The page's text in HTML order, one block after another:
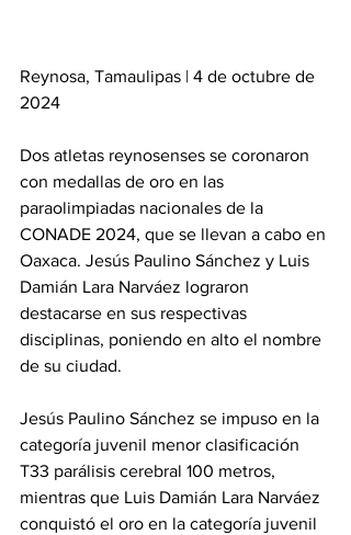
Reynosa, Tamaulipas | 4 de octubre de
2024
Dos atletas reynosenses se coronaron
con medallas de oro en las
paraolimpiadas nacionales de la
CONADE 2024, que se llevan a cabo en
Oaxaca. Jesús Paulino Sánchez y Luis
Damián Lara Narváez lograron
destacarse en sus respectivas
disciplinas, poniendo en alto el nombre
de su ciudad.
Jesús Paulino Sánchez se impuso en la
categoría juvenil menor clasificación
T33 parálisis cerebral 100 metros,
mientras que Luis Damián Lara Narváez
conquistó el oro en la categoría juvenil